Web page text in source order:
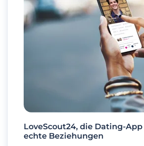
LoveScout24, die Dating-
echte Beziehungen